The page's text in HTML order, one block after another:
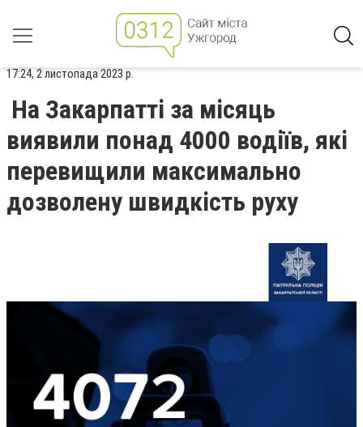
17:24, 2 листопада 2023 р.
На Закарпатті за місяць
виявили понад 4000 водіїв, які
перевищили максимально
дозволену швидкість руху